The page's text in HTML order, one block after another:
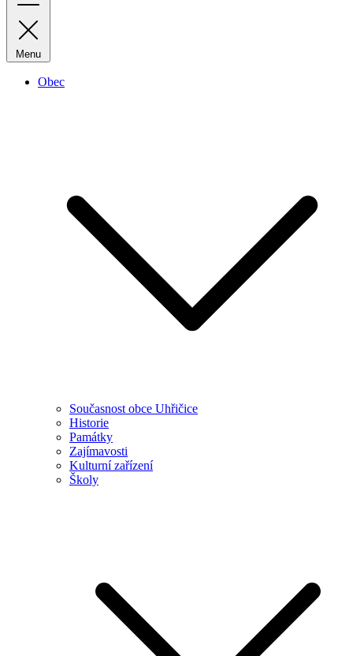
Menu
Obec
Současnost obce Uhřičice
Historie
Památky
Zajímavosti
Kulturní zařízení
Školy